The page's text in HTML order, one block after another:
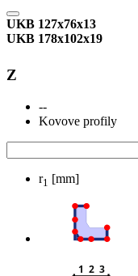
UKB 127x76x13
UKB 178x102x19
Z
--
Kovove profily
r1 [mm]
1  2  3